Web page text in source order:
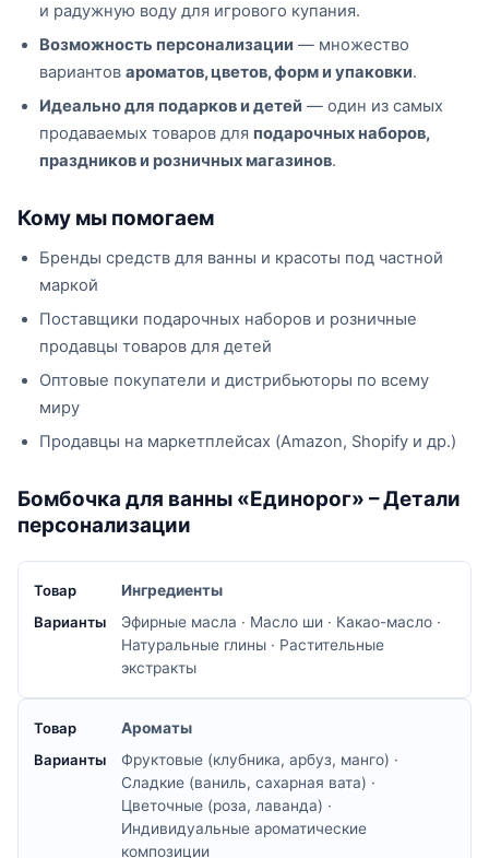
и радужную воду для игрового купания.
Возможность персонализации — множество
вариантов ароматов, цветов, форм и упаковки.
Идеально для подарков и детей — один из самых
продаваемых товаров для подарочных наборов,
праздников и розничных магазинов.
Кому мы помогаем
Бренды средств для ванны и красоты под частной
маркой
Поставщики подарочных наборов и розничные
продавцы товаров для детей
Оптовые покупатели и дистрибьюторы по всему
миру
Продавцы на маркетплейсах (Amazon, Shopify и др.)
Бомбочка для ванны «Единорог» – Детали
персонализации
Ингредиенты
Эфирные масла · Масло ши · Какао-масло ·
Натуральные глины · Растительные
экстракты
Ароматы
Фруктовые (клубника, арбуз, манго) ·
Сладкие (ваниль, сахарная вата) ·
Цветочные (роза, лаванда) ·
Индивидуальные ароматические
композиции